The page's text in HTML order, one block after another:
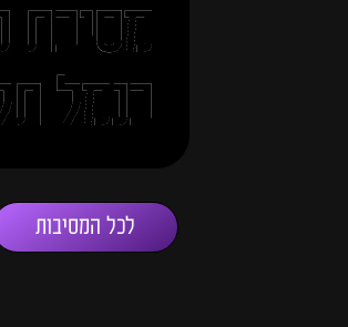
מסיבת
בנמל תל
לכל המסיבות